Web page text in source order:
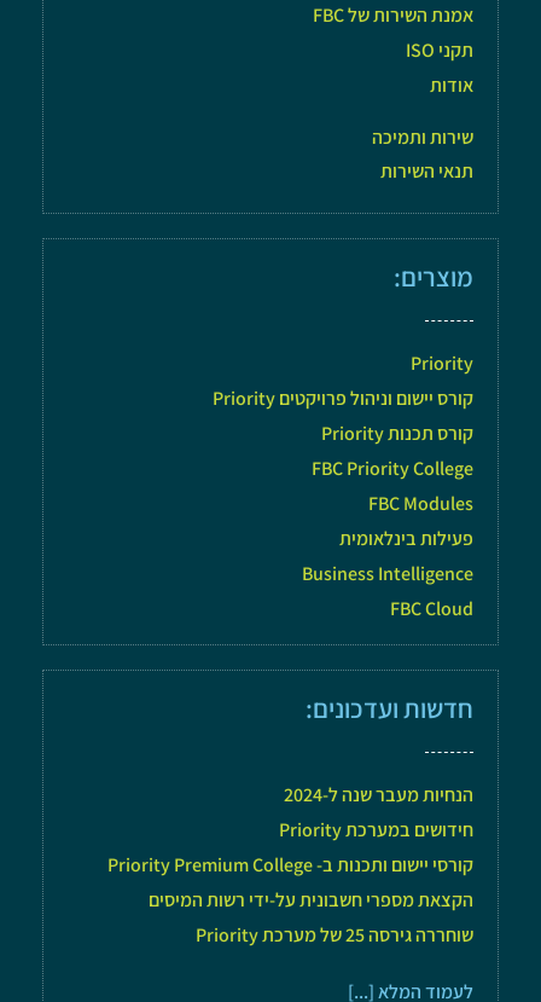
אמנת השירות של FBC
תקני ISO
אודות
שירות ותמיכה
תנאי השירות
מוצרים:
Priority
קורס יישום וניהול פרויקטים Priority
קורס תכנות Priority
FBC Priority College
FBC Modules
פעילות בינלאומית
Business Intelligence
FBC Cloud
חדשות ועדכונים:
הנחיות מעבר שנה ל-2024
חידושים במערכת Priority
קורסי יישום ותכנות ב- Priority Premium College
הקצאת מספרי חשבונית על-ידי רשות המיסים
שוחררה גירסה 25 של מערכת Priority
לעמוד המלא [...]